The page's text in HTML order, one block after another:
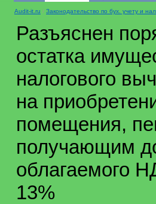
Audit-it.ru / Законодательство по бух. учету и
Разъяснен
остатка
налогового
на
помещения,
получающим
облагаемого
13%